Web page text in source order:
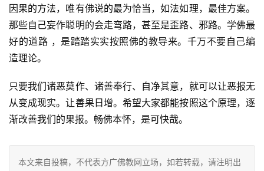
因果的方法，唯有佛说的最为恰当，如法如理，最佳方案。
那些自己妄作聪明的会走弯路，甚至是歪路、邪路。学佛最
好的道路 ，是踏踏实实按照佛的教导来。千万不要自己编
造理论。
只要我们诸恶莫作、诸善奉行、自净其意，就可以让恶报无
从变成现实。让善果日增。希望大家都能按照这个原理，逐
渐改善我们的果报。畅佛本怀，是可快哉。
本文来自投稿，不代表方广佛教网立场，如若转载，请注明出